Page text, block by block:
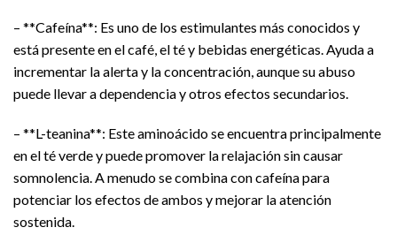
– **Cafeína**: Es uno de los estimulantes más conocidos y
está presente en el café, el té y bebidas energéticas. Ayuda a
incrementar la alerta y la concentración, aunque su abuso
puede llevar a dependencia y otros efectos secundarios.
– **L-teanina**: Este aminoácido se encuentra principalmente
en el té verde y puede promover la relajación sin causar
somnolencia. A menudo se combina con cafeína para
potenciar los efectos de ambos y mejorar la atención
sostenida.